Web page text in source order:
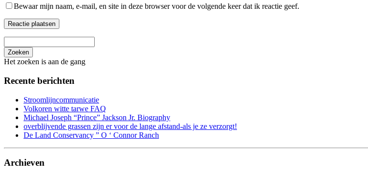
Bewaar mijn naam, e-mail, en site in deze browser voor de volgende keer dat ik reactie geef.
Zoeken
Het zoeken is aan de gang
Recente berichten
Stroomlijncommunicatie
Volkoren witte tarwe FAQ
Michael Joseph “Prince” Jackson Jr. Biography
overblijvende grassen zijn er voor de lange afstand-als je ze verzorgt!
De Land Conservancy ” O ‘ Connor Ranch
Archieven